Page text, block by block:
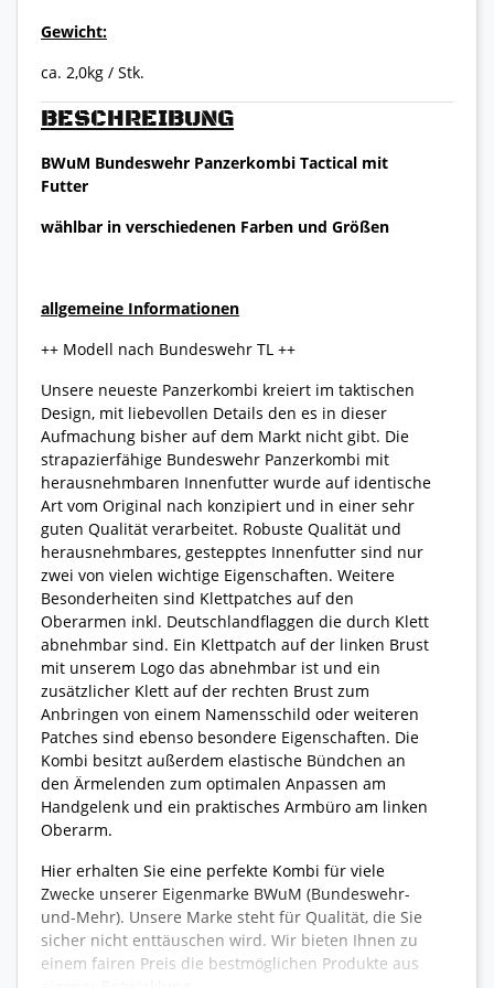
BESCHREIBUNG
BWuM Bundeswehr Panzerkombi Tactical mit
Futter
wählbar in verschiedenen Farben und Größen
allgemeine Informationen
++ Modell nach Bundeswehr TL ++
Unsere neueste Panzerkombi kreiert im taktischen
Design, mit liebevollen Details den es in dieser
Aufmachung bisher auf dem Markt nicht gibt. Die
strapazierfähige Bundeswehr Panzerkombi mit
herausnehmbaren Innenfutter wurde auf identische
Art vom Original nach konzipiert und in einer sehr
guten Qualität verarbeitet. Robuste Qualität und
herausnehmbares, gestepptes Innenfutter sind nur
zwei von vielen wichtige Eigenschaften. Weitere
Besonderheiten sind Klettpatches auf den
Oberarmen inkl. Deutschlandflaggen die durch Klett
abnehmbar sind. Ein Klettpatch auf der linken Brust
mit unserem Logo das abnehmbar ist und ein
zusätzlicher Klett auf der rechten Brust zum
Anbringen von einem Namensschild oder weiteren
Patches sind ebenso besondere Eigenschaften. Die
Kombi besitzt außerdem elastische Bündchen an
den Ärmelenden zum optimalen Anpassen am
Handgelenk und ein praktisches Armbüro am linken
Oberarm.
Hier erhalten Sie eine perfekte Kombi für viele
Zwecke unserer Eigenmarke BWuM (Bundeswehr-
und-Mehr). Unsere Marke steht für Qualität, die Sie
sicher nicht enttäuschen wird. Wir bieten Ihnen zu
einem fairen Preis die bestmöglichen Produkte aus
Gewicht:
ca. 2,0kg / Stk.